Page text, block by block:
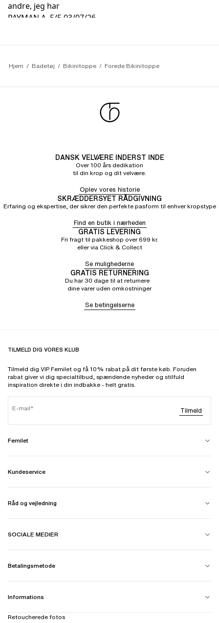
andre, jeg har
PAYMAN A. 5/5 03/07/26
Hjem Badetøj Bikinitoppe Forede Bikinitoppe
DANSK VELVÆRE INDERST INDE
Over 100 års dedikation
til din krop og dit velvære.
Oplev vores historie
SKRÆDDERSYET RÅDGIVNING
Erfaring og ekspertise, der sikrer den perfekte pasform til enhver kropstype
Find en butik i nærheden
GRATIS LEVERING
Fri fragt til pakkeshop over 699 kr.
eller via Click & Collect
Se mulighederne
GRATIS RETURNERING
Du har 30 dage til at returnere
dine varer uden omkostninger
Se betingelserne
TILMELD DIG VORES KLUB
Tilmeld dig VIP Femilet og få 10% rabat på dit første køb. Foruden
rabat giver vi dig specialtilbud, spændende nyheder og stilfuld
inspiration direkte i din indbakke - helt gratis.
E-mail Tilmeld
Femilet
Kundeservice
Råd og vejledning
SOCIALE MEDIER
Betalingsmetode
Informations
Retoucherede fotos